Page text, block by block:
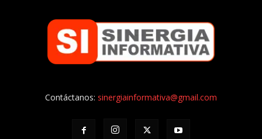
Contáctanos: sinergiainformativa@gmail.com